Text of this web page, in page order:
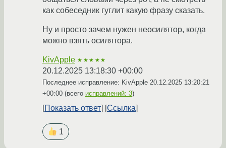
как собеседник гуглит какую фразу сказать.
Ну и просто зачем нужен неосилятор, когда
можно взять осилятора.
KivApple ★★★★★
20.12.2025 13:18:30 +00:00
Последнее исправление: KivApple 20.12.2025 13:20:21
+00:00 (всего исправлений: 3)
Показать ответ Ссылка
1